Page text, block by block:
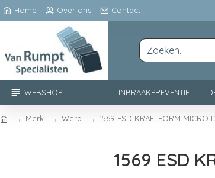
Home Over ons Contact
WEBSHOP INBRAAKPREVENTIE
Merk Wera 1569 ESD KRAFTFORM MICRO
1569 ESD